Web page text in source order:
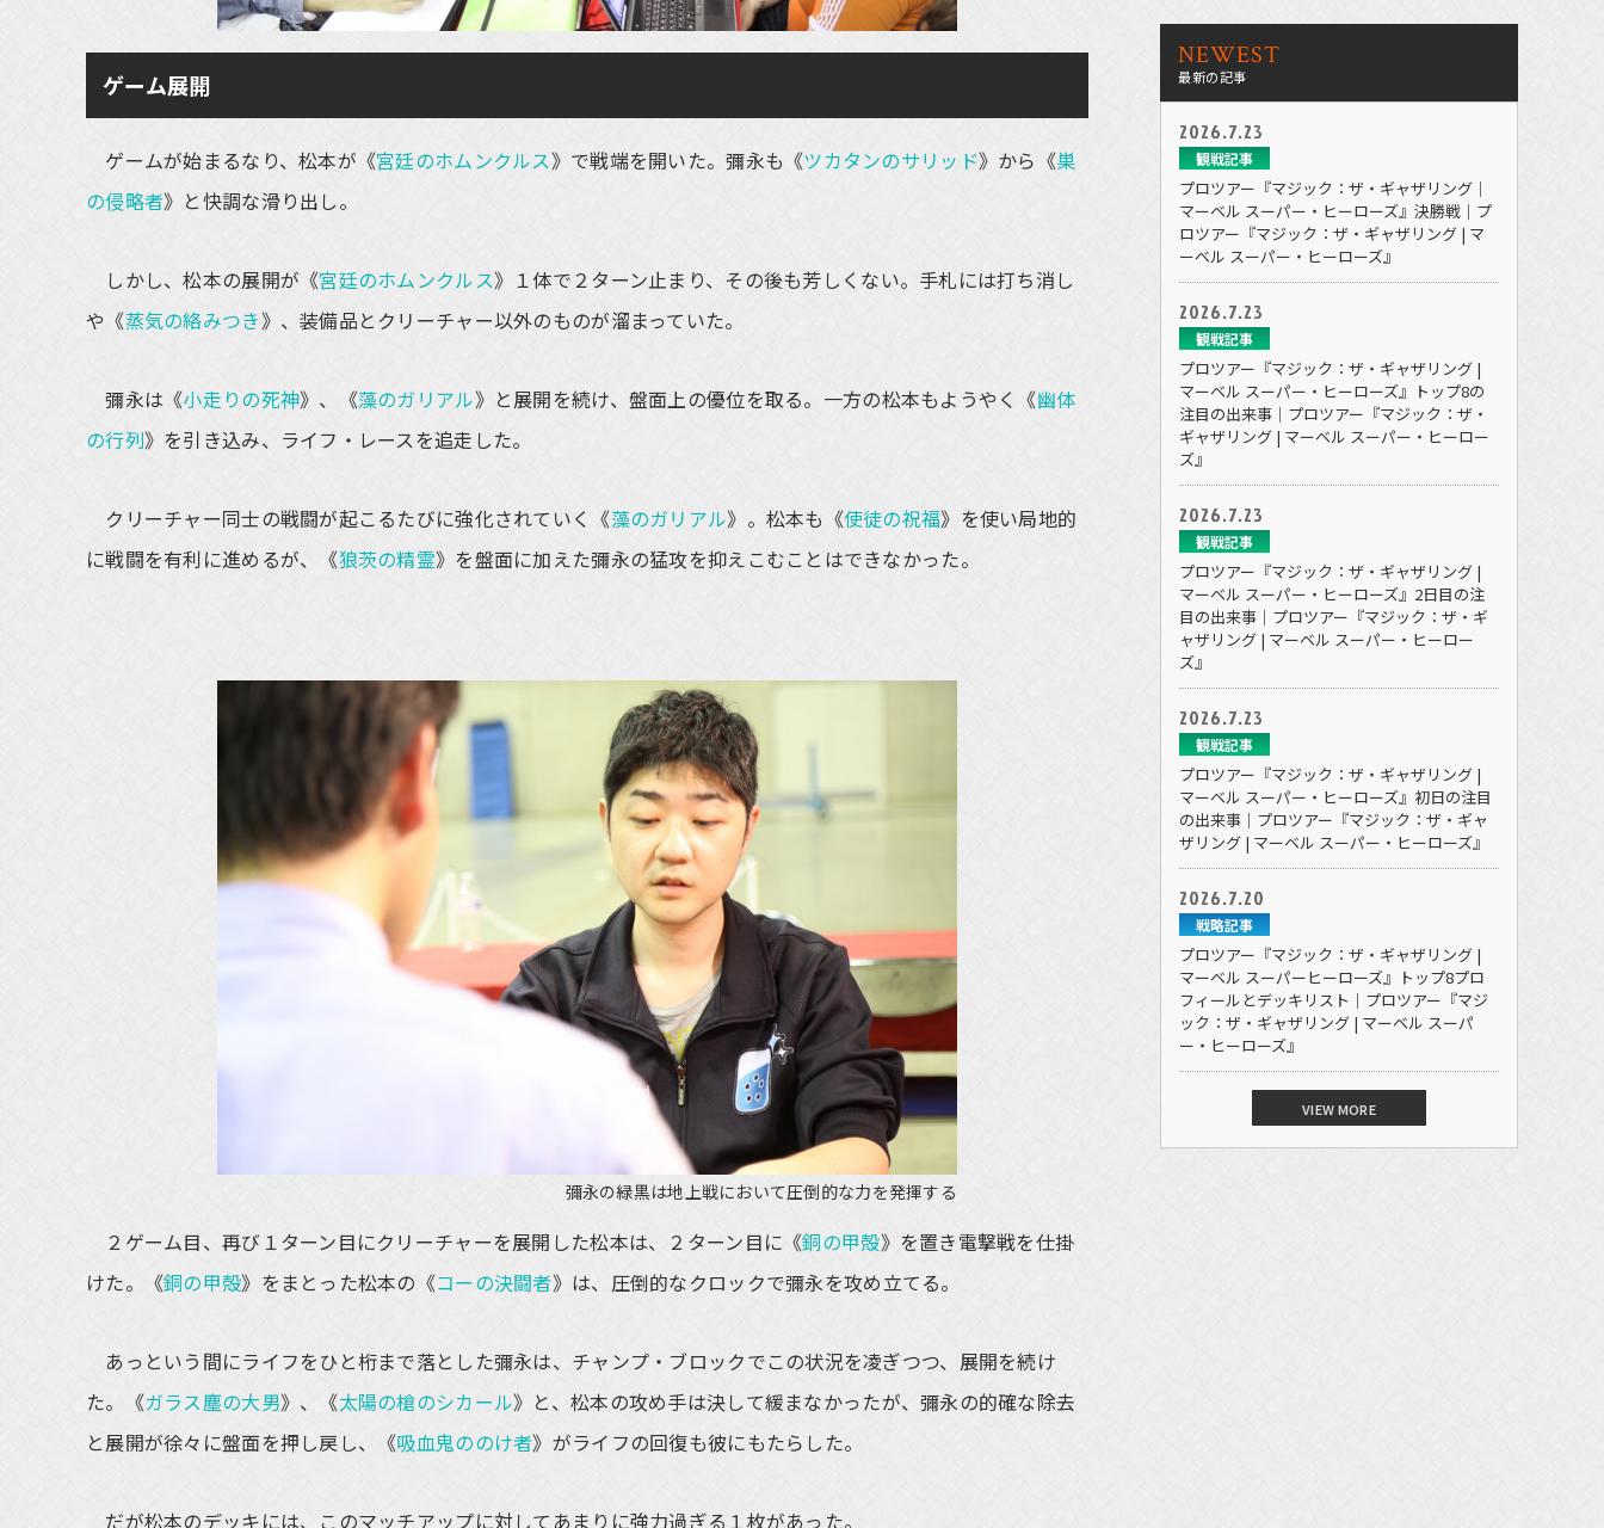
ゲーム展開
ゲームが始まるなり、松本が《宮廷のホムンクルス》で戦端を開いた。彌永も《ツカタンのサリッド》から《巣
の侵略者》と快調な滑り出し。
しかし、松本の展開が《宮廷のホムンクルス》１体で２ターン止まり、その後も芳しくない。手札には打ち消し
や《蒸気の絡みつき》、装備品とクリーチャー以外のものが溜まっていた。
彌永は《小走りの死神》、《藻のガリアル》と展開を続け、盤面上の優位を取る。一方の松本もようやく《幽体
の行列》を引き込み、ライフ・レースを追走した。
クリーチャー同士の戦闘が起こるたびに強化されていく《藻のガリアル》。松本も《使徒の祝福》を使い局地的
に戦闘を有利に進めるが、《狼茨の精霊》を盤面に加えた彌永の猛攻を抑えこむことはできなかった。
彌永の緑黒は地上戦において圧倒的な力を発揮する
２ゲーム目、再び１ターン目にクリーチャーを展開した松本は、２ターン目に《銅の甲殻》を置き電撃戦を仕掛
けた。《銅の甲殻》をまとった松本の《コーの決闘者》は、圧倒的なクロックで彌永を攻め立てる。
あっという間にライフをひと桁まで落とした彌永は、チャンプ・ブロックでこの状況を凌ぎつつ、展開を続け
た。《ガラス塵の大男》、《太陽の槍のシカール》と、松本の攻め手は決して緩まなかったが、彌永の的確な除去
と展開が徐々に盤面を押し戻し、《吸血鬼ののけ者》がライフの回復も彼にもたらした。
だが松本のデッキには、このマッチアップに対してあまりに強力過ぎる１枚があった。
NEWEST
最新の記事
2026.7.23
観戦記事
プロツアー『マジック：ザ・ギャザリング｜
マーベル スーパー・ヒーローズ』決勝戦｜プ
ロツアー『マジック：ザ・ギャザリング | マ
ーベル スーパー・ヒーローズ』
2026.7.23
観戦記事
プロツアー『マジック：ザ・ギャザリング |
マーベル スーパー・ヒーローズ』トップ8の
注目の出来事｜プロツアー『マジック：ザ・
ギャザリング | マーベル スーパー・ヒーロー
ズ』
2026.7.23
観戦記事
プロツアー『マジック：ザ・ギャザリング |
マーベル スーパー・ヒーローズ』2日目の注
目の出来事｜プロツアー『マジック：ザ・ギ
ャザリング | マーベル スーパー・ヒーロー
ズ』
2026.7.23
観戦記事
プロツアー『マジック：ザ・ギャザリング |
マーベル スーパー・ヒーローズ』初日の注目
の出来事｜プロツアー『マジック：ザ・ギャ
ザリング | マーベル スーパー・ヒーローズ』
2026.7.20
戦略記事
プロツアー『マジック：ザ・ギャザリング |
マーベル スーパーヒーローズ』トップ8プロ
フィールとデッキリスト｜プロツアー『マジ
ック：ザ・ギャザリング | マーベル スーパ
ー・ヒーローズ』
VIEW MORE